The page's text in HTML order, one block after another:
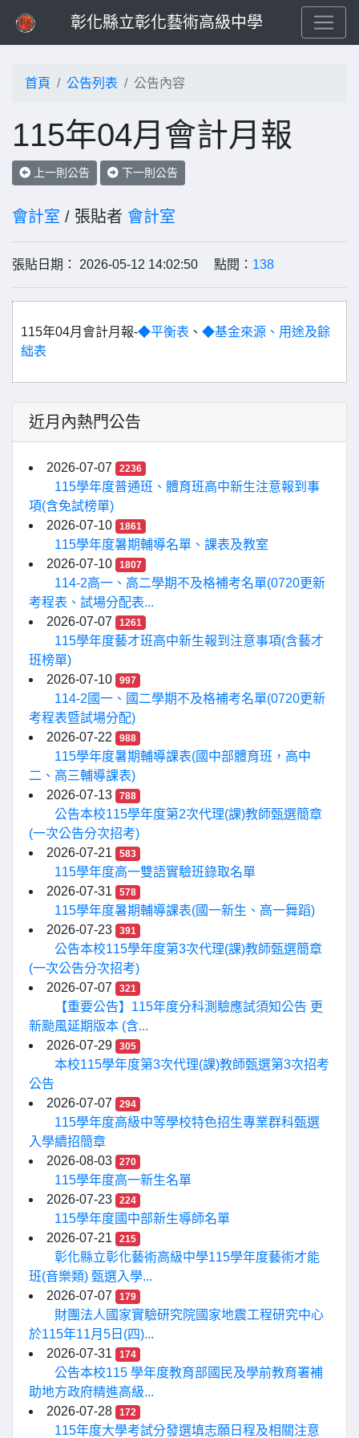
彰化縣立彰化藝術高級中學
首頁 公告列表 公告內容
115年04月會計月報
上一則公告 下一則公告
會計室 / 張貼者 會計室
張貼日期： 2026-05-12 14:02:50 點閱： 138
115年04月會計月報-◆平衡表 、 ◆基金來源、用途及餘
絀表
近月內熱門公告
2026-07-07 2236
115學年度普通班、體育班高中新生注意報到事
項(含免試榜單)
2026-07-10
1861
115學年度暑期輔導名單、課表及教室
2026-07-10
1807
114-2高一、高二學期不及格補考名單(0720更新
考程表、試場分配表...
2026-07-07
1261
115學年度藝才班高中新生報到注意事項(含藝才
班榜單)
2026-07-10
997
114-2國一、國二學期不及格補考名單(0720更新
考程表暨試場分配)
2026-07-22
988
115學年度暑期輔導課表(國中部體育班，高中
二、高三輔導課表)
2026-07-13
788
公告本校115學年度第2次代理(課)教師甄選簡章
(一次公告分次招考)
2026-07-21
583
115學年度高一雙語實驗班錄取名單
2026-07-31
578
115學年度暑期輔導課表(國一新生、高一舞蹈)
2026-07-23
391
公告本校115學年度第3次代理(課)教師甄選簡章
(一次公告分次招考)
2026-07-07
321
【重要公告】115年度分科測驗應試須知公告 更
新颱風延期版本 (含...
2026-07-29
305
本校115學年度第3次代理(課)教師甄選第3次招考
公告
2026-07-07
294
115學年度高級中等學校特色招生專業群科甄選
入學續招簡章
2026-08-03
270
115學年度高一新生名單
2026-07-23
224
115學年度國中部新生導師名單
2026-07-21
215
彰化縣立彰化藝術高級中學115學年度藝術才能
班(音樂類) 甄選入學...
2026-07-07
179
財團法人國家實驗研究院國家地震工程研究中心
於115年11月5日(四)...
2026-07-31
174
公告本校115 學年度教育部國民及學前教育署補
助地方政府精進高級...
2026-07-28
172
115年度大學考試分發選填志願日程及相關注意